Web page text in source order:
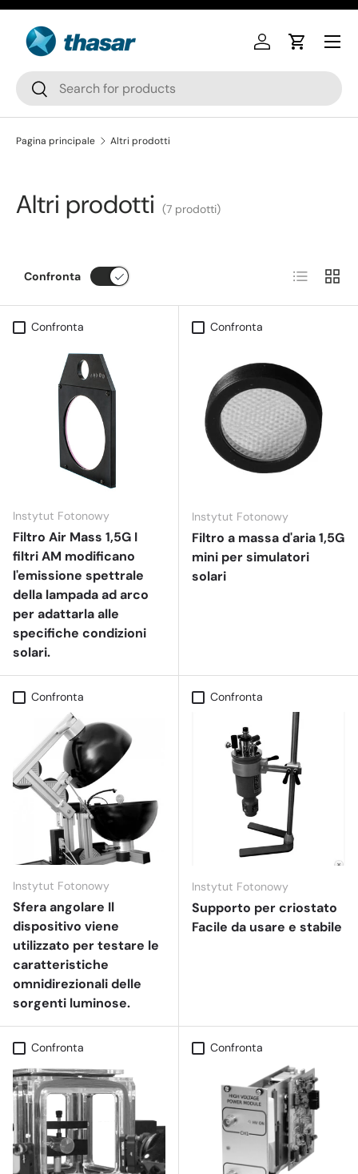
Passa ai contenuti
Cerca
Cerca
AccediCarrello
Pagina principale Altri prodotti
Altri prodotti (7 prodotti)
Confronta Elenco
Confronta
Instytut Fotonowy
Filtro Air Mass 1,5G I
filtri AM modificano
l'emissione spettrale
della lampada ad arco
per adattarla alle
specifiche condizioni
solari.
Confronta
Instytut Fotonowy
Filtro a massa d'aria 1,5G
mini per simulatori
solari
Confronta
Instytut Fotonowy
Sfera angolare Il
dispositivo viene
utilizzato per testare le
caratteristiche
omnidirezionali delle
sorgenti luminose.
Confronta
Instytut Fotonowy
Supporto per criostato
Facile da usare e stabile
Confronta Confronta